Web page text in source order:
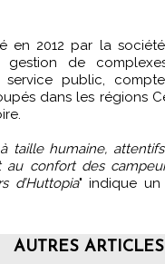
en 2012 par la
de
public,
dans les régions
taille humaine,
confort des
d’Huttopia" indique
AUTRES ARTICLES